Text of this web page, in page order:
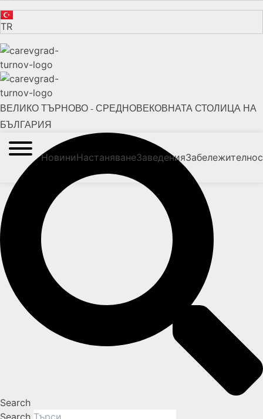
TR
ВЕЛИКО ТЪРНОВО - СРЕДНОВЕКОВНАТА СТОЛИЦА НА
БЪЛГАРИЯ
НовиниНастаняванеЗаведения
Search